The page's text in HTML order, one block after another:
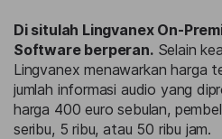
Di situlah Lingvanex On-
Software berperan.Selain
Lingvanex menawarkan harga
jumlah informasi audio yang
harga 400 euro sebulan,
seribu, 5 ribu, atau 50 ribu jam.